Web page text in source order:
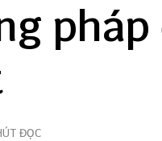
ĐỌC